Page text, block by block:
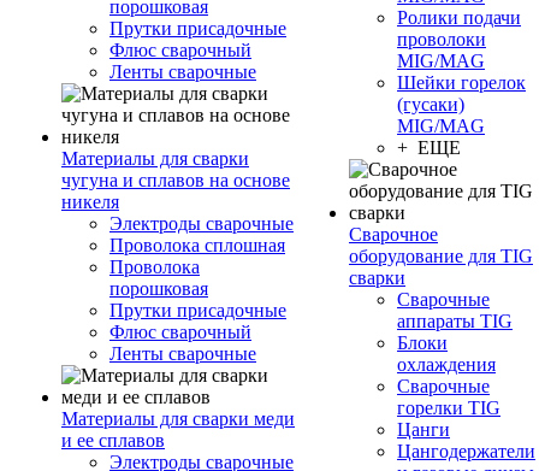
порошковая
Прутки присадочные
Флюс сварочный
Ленты сварочные
Материалы для сварки
чугуна и сплавов на основе
никеля
Электроды сварочные
Проволока сплошная
Проволока
порошковая
Прутки присадочные
Флюс сварочный
Ленты сварочные
Материалы для сварки меди
и ее сплавов
Электроды сварочные
Ролики подачи
проволоки
MIG/MAG
Шейки горелок
(гусаки)
MIG/MAG
+ ЕЩЕ
Сварочное
оборудование для TIG
сварки
Сварочные
аппараты TIG
Блоки
охлаждения
Сварочные
горелки TIG
Цанги
Цангодержатели